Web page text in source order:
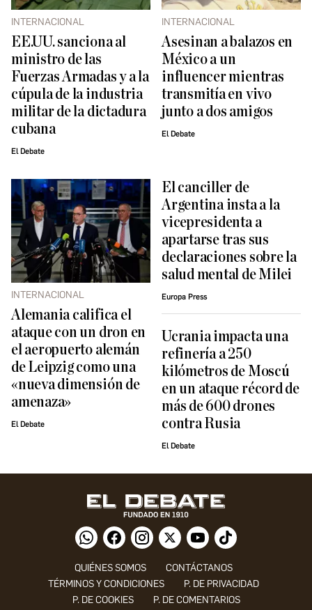
INTERNACIONAL
EE.UU. sanciona al
ministro de las
Fuerzas Armadas y a la
cúpula de la industria
militar de la dictadura
cubana
El Debate
INTERNACIONAL
Asesinan a balazos en
México a un
influencer mientras
transmitía en vivo
junto a dos amigos
El Debate
INTERNACIONAL
Alemania califica el
ataque con un dron en
el aeropuerto alemán
de Leipzig como una
«nueva dimensión de
amenaza»
El Debate
El canciller de
Argentina insta a la
vicepresidenta a
apartarse tras sus
declaraciones sobre la
salud mental de Milei
Europa Press
Ucrania impacta una
refinería a 250
kilómetros de Moscú
en un ataque récord de
más de 600 drones
contra Rusia
El Debate
QUIÉNES SOMOS
CONTÁCTANOS
TÉRMINOS Y CONDICIONES
P. DE PRIVACIDAD
P. DE COOKIES
P. DE COMENTARIOS